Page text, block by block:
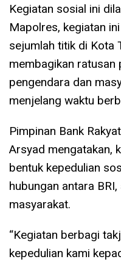
Kegiatan sosial ini
Mapolres, kegiatan
sejumlah titik di Kota
membagikan ratusan
pengendara dan
menjelang waktu
Pimpinan Bank
Arsyad mengatakan,
bentuk kepedulian
hubungan antara
masyarakat.
“Kegiatan berbagi
kepedulian kami